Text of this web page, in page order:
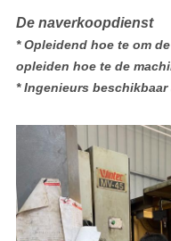
De naverkoopdienst
* Opleidend hoe te om
opleiden hoe te de
* Ingenieurs